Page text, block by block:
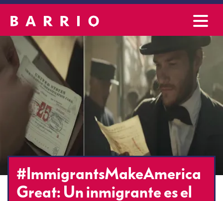
#ImmigrantsMakeAmerica
Great: Un inmigrante es el